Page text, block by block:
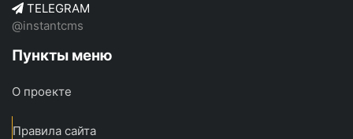
TELEGRAM
@instantcms
Пункты меню
О проекте
Правила сайта